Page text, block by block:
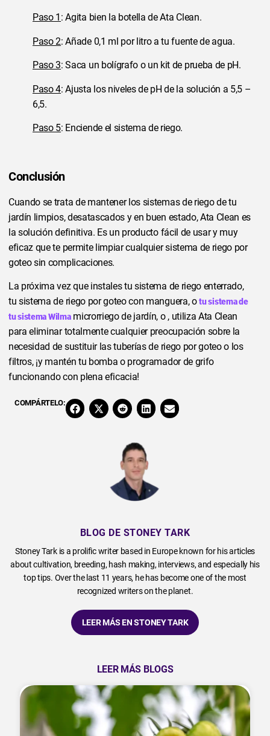
Paso 1 : Agita bien la botella de Ata Clean.
Paso 2: Añade 0,1 ml por litro a tu fuente de agua.
Paso 3: Saca un bolígrafo o un kit de prueba de pH.
Paso 4: Ajusta los niveles de pH de la solución a 5,5 –
6,5.
Paso 5: Enciende el sistema de riego.
Conclusión
Cuando se trata de mantener los sistemas de riego de tu
jardín limpios, desatascados y en buen estado, Ata Clean es
la solución definitiva. Es un producto fácil de usar y muy
eficaz que te permite limpiar cualquier sistema de riego por
goteo sin complicaciones.
La próxima vez que instales tu sistema de riego enterrado,
tu sistema de riego por goteo con manguera, otu sistema de
tu sistema Wilmamicrorriego de jardín, o , utiliza Ata Clean
para eliminar totalmente cualquier preocupación sobre la
necesidad de sustituir las tuberías de riego por goteo o los
filtros, ¡y mantén tu bomba o programador de grifo
funcionando con plena eficacia!
COMPÁRTELO:
BLOG DE STONEY TARK
Stoney Tark is a prolific writer based in Europe known for his articles
about cultivation, breeding, hash making, interviews, and especially his
top tips. Over the last 11 years, he has become one of the most
recognized writers on the planet.
LEER MÁS EN STONEY TARK
LEER MÁS BLOGS